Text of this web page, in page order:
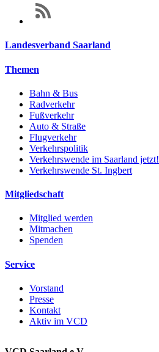
Landesverband Saarland
Themen
Bahn & Bus
Radverkehr
Fußverkehr
Auto & Straße
Flugverkehr
Verkehrspolitik
Verkehrswende im Saarland jetzt!
Verkehrswende St. Ingbert
Mitgliedschaft
Mitglied werden
Mitmachen
Spenden
Service
Vorstand
Presse
Kontakt
Aktiv im VCD